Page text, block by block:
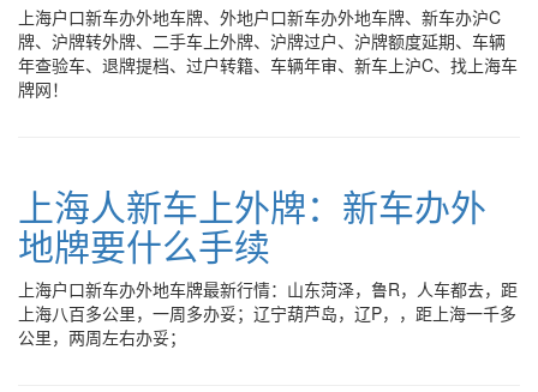
上海户口新车办外地车牌、外地户口新车办外地车牌、新车办沪C
牌、沪牌转外牌、二手车上外牌、沪牌过户、沪牌额度延期、车辆
年查验车、退牌提档、过户转籍、车辆年审、新车上沪C、找上海车
牌网！
上海人新车上外牌：新车办外
地牌要什么手续
上海户口新车办外地车牌最新行情：山东菏泽，鲁R，人车都去，距
上海八百多公里，一周多办妥；辽宁葫芦岛，辽P，，距上海一千多
公里，两周左右办妥；